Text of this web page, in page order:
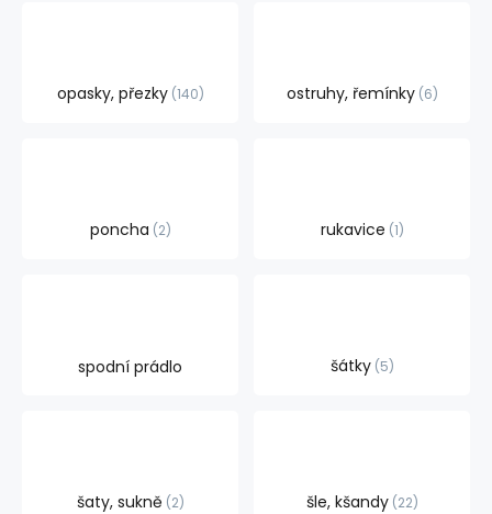
opasky, přezky 140 ostruhy, řemínky 6
poncha 2 rukavice 1
spodní prádlo šátky 5
šaty, sukně 2 šle, kšandy 22